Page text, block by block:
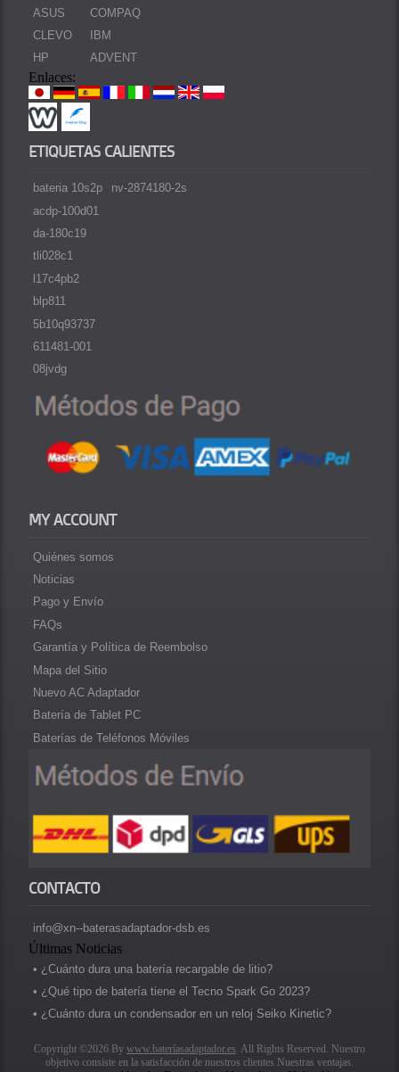
ASUS
CLEVO
HP
COMPAQ
IBM
ADVENT
Enlaces:
ETIQUETAS CALIENTES
bateria 10s2p
acdp-100d01
da-180c19
tli028c1
l17c4pb2
blp811
5b10q93737
611481-001
08jvdg
nv-2874180-2s
MY ACCOUNT
Quiénes somos
Noticias
Pago y Envío
FAQs
Garantía y Política de Reembolso
Mapa del Sitio
Nuevo AC Adaptador
Batería de Tablet PC
Baterías de Teléfonos Móviles
CONTACTO
info@xn--baterasadaptador-dsb.es
Últimas Noticias
• ¿Cuánto dura una batería recargable de litio?
• ¿Qué tipo de batería tiene el Tecno Spark Go 2023?
• ¿Cuánto dura un condensador en un reloj Seiko Kinetic?
Copyright ©2026 By www.bateríasadaptador.es . All Rights Reserved. Nuestro
objetivo consiste en la satisfacción de nuestros clientes Nuestras ventajas.